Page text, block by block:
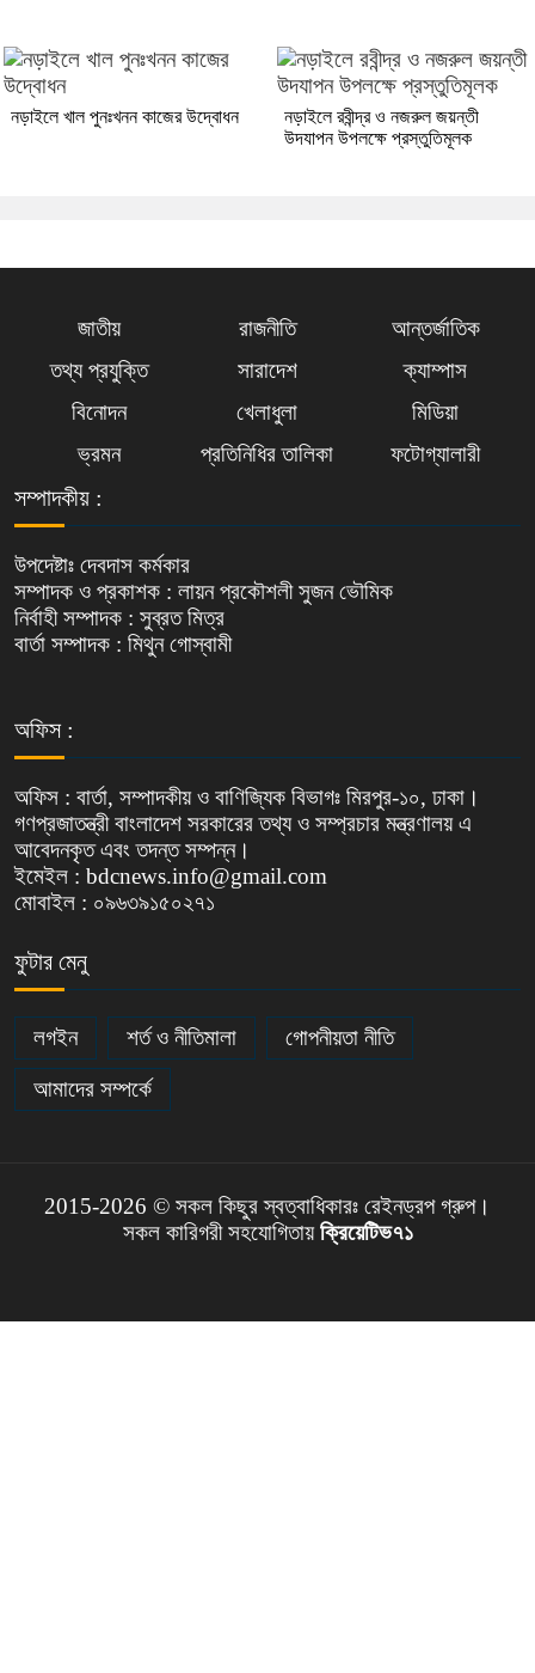
নড়াইলে খাল পুনঃখনন কাজের উদ্বোধন
নড়াইলে রবীন্দ্র ও নজরুল জয়ন্তী
উদযাপন উপলক্ষে প্রস্তুতিমূলক
জাতীয় রাজনীতি
আন্তর্জাতিক
তথ্য প্রযুক্তি
সারাদেশ
ক্যাম্পাস
বিনোদন
খেলাধুলা
মিডিয়া
ভ্রমন
প্রতিনিধির তালিকা ফটোগ্যালারী
সম্পাদকীয় :
উপদেষ্টাঃ দেবদাস কর্মকার
সম্পাদক ও প্রকাশক : লায়ন প্রকৌশলী সুজন ভৌমিক
নির্বাহী সম্পাদক : সুব্রত মিত্র
বার্তা সম্পাদক : মিথুন গোস্বামী
অফিস :
অফিস : বার্তা, সম্পাদকীয় ও বাণিজ্যিক বিভাগঃ মিরপুর-১০, ঢাকা।
গণপ্রজাতন্ত্রী বাংলাদেশ সরকারের তথ্য ও সম্প্রচার মন্ত্রণালয় এ
আবেদনকৃত এবং তদন্ত সম্পন্ন।
ইমেইল : bdcnews.info@gmail.com
মোবাইল : ০৯৬৩৯১৫০২৭১
ফুটার মেনু
লগইন শর্ত ও নীতিমালা গোপনীয়তা নীতি
আমাদের সম্পর্কে
2015-2026 © সকল কিছুর স্বত্বাধিকারঃ রেইনড্রপ গ্রুপ।
সকল কারিগরী সহযোগিতায়ক্রিয়েটিভ৭১